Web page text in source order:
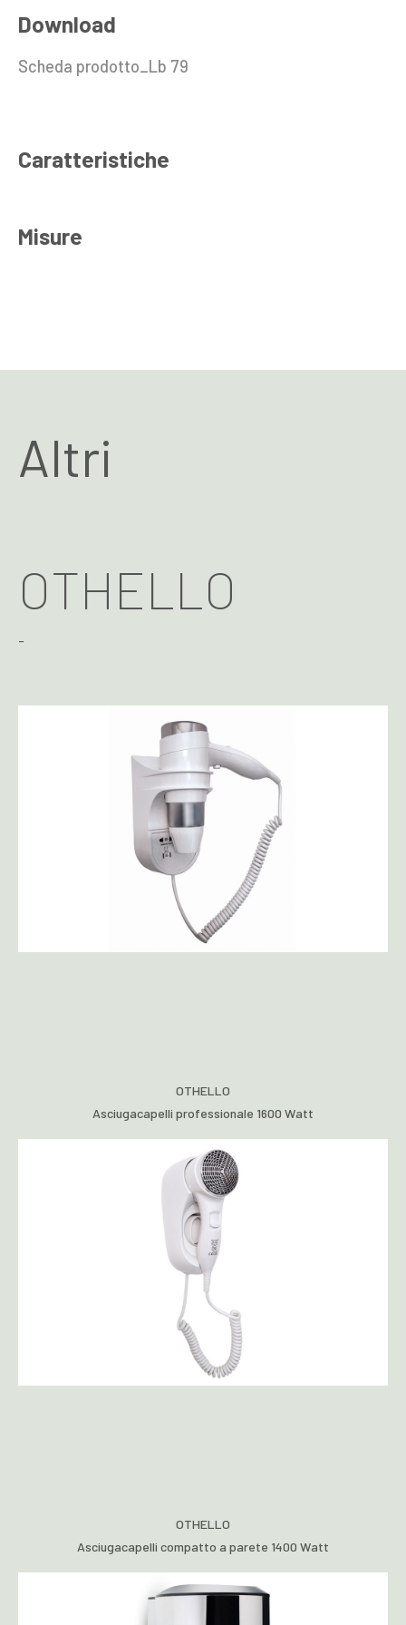
Download
Scheda prodotto_Lb 79
Caratteristiche
Misure
Altri
OTHELLO
-
OTHELLO
Asciugacapelli professionale 1600 Watt
OTHELLO
Asciugacapelli compatto a parete 1400 Watt